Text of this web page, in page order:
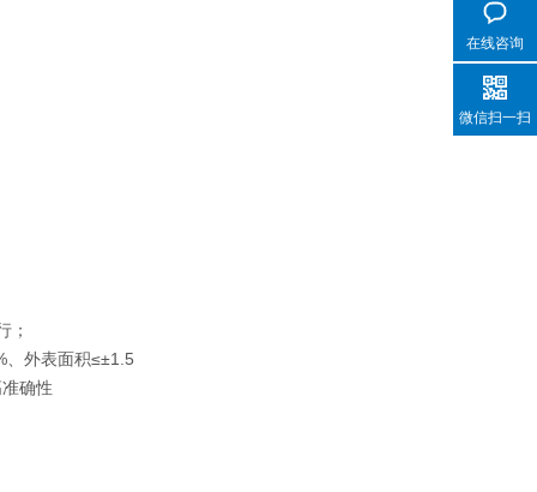
；
外表面积≤±1.5
确性
在线咨询
微信扫一扫